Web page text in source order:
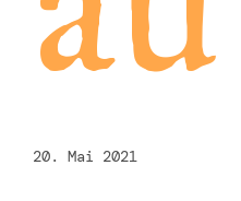
20. Mai 2021